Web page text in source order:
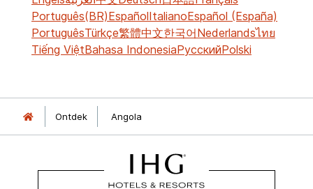
Português(BR)EspañolItalianoEspañol (España)
PortuguêsTürkçe繁體中文한국어Nederlandsไทย
Tiếng ViệtBahasa IndonesiaРусскийPolski
Ontdek Angola